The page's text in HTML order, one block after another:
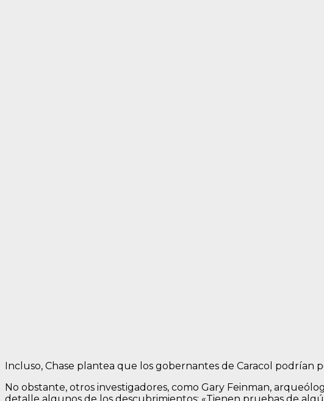
Incluso, Chase plantea que los gobernantes de Caracol
No obstante, otros investigadores, como Gary Feinman,